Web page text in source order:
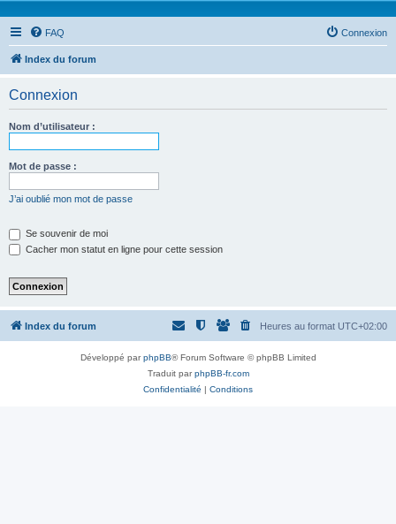
FAQ Connexion
Index du forum
Connexion
Nom d’utilisateur :
Mot de passe :
J’ai oublié mon mot de passe
Se souvenir de moi
Cacher mon statut en ligne pour cette session
Index du forum Heures au format UTC+02:00
Développé parphpBB® Forum Software © phpBB Limited
Traduit parphpBB-fr.com
Confidentialité | Conditions